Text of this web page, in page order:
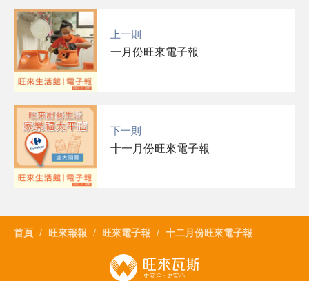
上一則
一月份旺來電子報
下一則
十一月份旺來電子報
首頁 旺來報報 旺來電子報 十二月份旺來電子報